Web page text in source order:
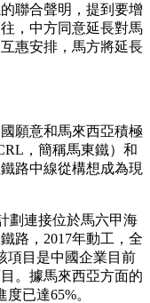
聯合聲明，提到要增
，中方同意延長對馬
惠安排，馬方將延長
願意和馬來西亞積極
，簡稱馬東鐵）和
路中線從構想成為現
劃連接位於馬六甲海
路，2017年動工，全
項目是中國企業目前
。據馬來西亞方面的
已達65%。